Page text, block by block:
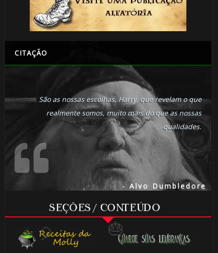
CITAÇÃO
São as nossas escolhas, Harry, que revelam o que
realmente somos, muito mais do que as nossas
qualidades.
- Alvo Dumbledore
SEÇÕES / CONTEÚDO
⚡
🎂